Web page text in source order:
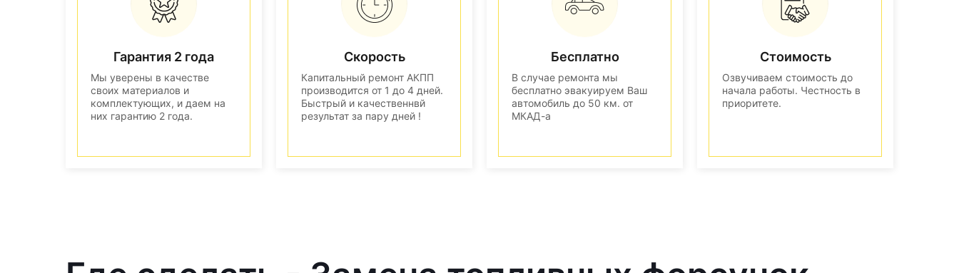
Гарантия 2 года
Мы уверены в качестве
своих материалов и
комплектующих, и даем на
них гарантию 2 года.
Скорость
Капитальный ремонт АКПП
производится от 1 до 4 дней.
Быстрый и качественнвй
результат за пару дней !
Бесплатно
В случае ремонта мы
бесплатно эвакуируем Ваш
автомобиль до 50 км. от
МКАД-а
Стоимость
Озвучиваем стоимость до
начала работы. Честность в
приоритете.